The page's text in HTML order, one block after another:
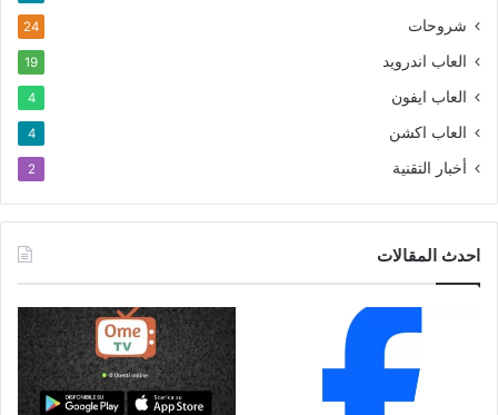
شروحات 24
العاب اندرويد 19
العاب ايفون 4
العاب اكشن 4
أخبار التقنية 2
احدث المقالات